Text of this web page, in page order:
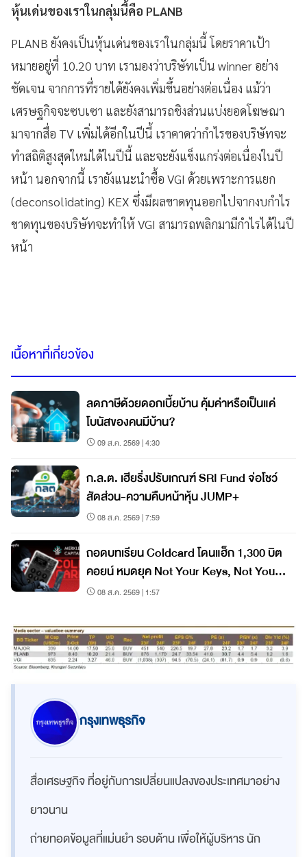
หุ้นเด่นของเราในกลุ่มนี้คือ PLANB
PLANB ยังคงเป็นหุ้นเด่นของเราในกลุ่มนี้ โดยราคาเป้า
หมายอยู่ที่ 10.20 บาท เรามองว่าบริษัทเป็น winner อย่าง
ชัดเจน จากการที่รายได้ยังคงเพิ่มขึ้นอย่างต่อเนื่อง แม้ว่า
เศรษฐกิจจะซบเซา และยังสามารถชิงส่วนแบ่งยอดโฆษณา
มาจากสื่อ TV เพิ่มได้อีกในปีนี้ เราคาดว่ากำไรของบริษัทจะ
ทำสถิติสูงสุดใหม่ได้ในปีนี้ และจะยังแข็งแกร่งต่อเนื่องในปี
หน้า นอกจากนี้ เรายังแนะนำซื้อ VGI ด้วยเพราะการแยก
(deconsolidating) KEX ซึ่งมีผลขาดทุนออกไปจากงบกำไร
ขาดทุนของบริษัทจะทำให้ VGI สามารถพลิกมามีกำไรได้ในปี
หน้า
เนื้อหาที่เกี่ยวข้อง
ลดภาษีด้วยดอกเบี้ยบ้าน คุ้มค่าหรือเป็นแค่
โบนัสของคนมีบ้าน?
09 ส.ค. 2569 | 4:30
ก.ล.ต. เฮียริ่งปรับเกณฑ์ SRI Fund จ่อโชว์
สัดส่วน-ความคืบหน้าหุ้น JUMP+
08 ส.ค. 2569 | 7:59
ถอดบทเรียน Coldcard โดนแฮ็ก 1,300 บิต
คอยน์ หมดยุค Not Your Keys, Not Your
Coins?
08 ส.ค. 2569 | 1:57
กรุงเทพธุรกิจ
สื่อเศรษฐกิจ ที่อยู่กับการเปลี่ยนแปลงของประเทศมาอย่าง
ยาวนาน
ถ่ายทอดข้อมูลที่แม่นยำ รอบด้าน เพื่อให้ผู้บริหาร นัก